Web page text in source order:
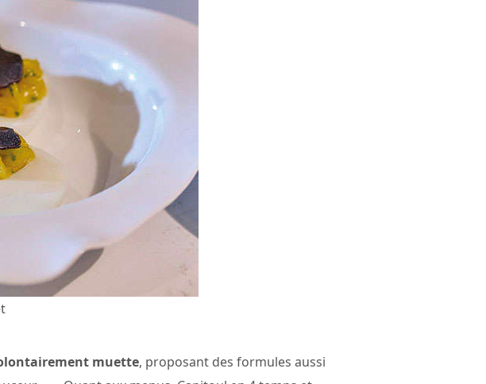
muette, proposant des formules aussi